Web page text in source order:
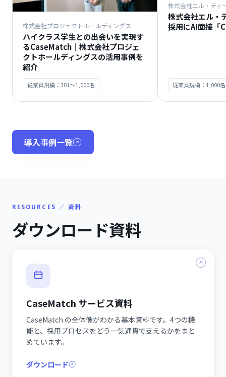
株式会社プロジェクトホールディングス
ハイクラス学生との出会いを実現す
るCaseMatch｜株式会社プロジェ
クトホールディングスの活用事例を
紹介
従業員規模：301〜1,000名
株式会社エル・ティ
株式会社エル・
採用にAI面接「
従業員規模：1,000
導入事例一覧
RESOURCES ／ 資料
ダウンロード資料
CaseMatch サービス資料
CaseMatch の全体像がわかる基本資料です。4つの機
能と、採用プロセスをどう一気通貫で支えるかをまと
めています。
ダウンロード